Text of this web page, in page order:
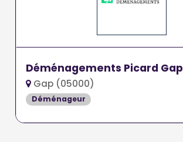
Déménagements Picard Gap
Gap (05000)
Déménageur